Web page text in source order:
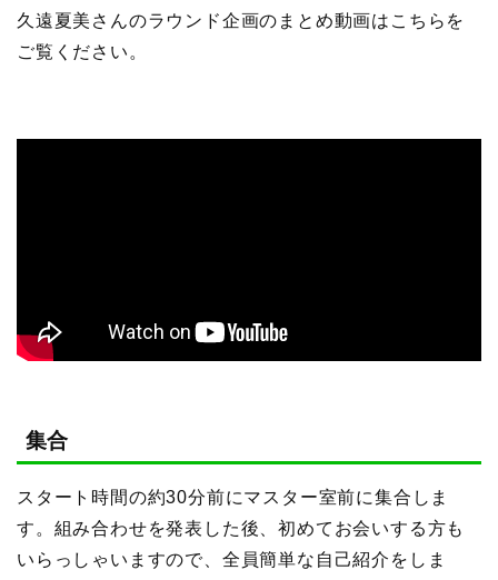
久遠夏美さんのラウンド企画のまとめ動画はこちらを
ご覧ください。
集合
スタート時間の約30分前にマスター室前に集合しま
す。組み合わせを発表した後、初めてお会いする方も
いらっしゃいますので、全員簡単な自己紹介をしま